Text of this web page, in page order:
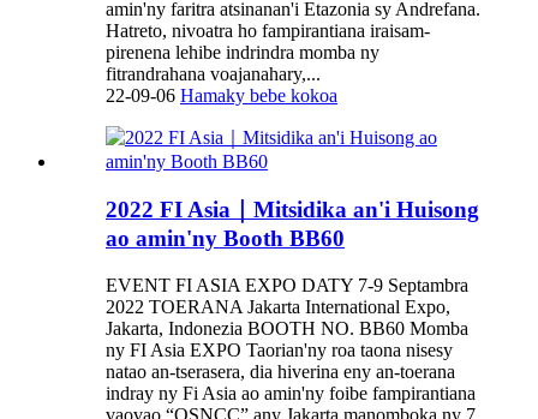
amin'ny faritra atsinanan'i Etazonia sy Andrefana.
Hatreto, nivoatra ho fampirantiana iraisam-
pirenena lehibe indrindra momba ny
fitrandrahana voajanahary,...
22-09-06 Hamaky bebe kokoa
2022 FI Asia｜Mitsidika an'i Huisong
ao amin'ny Booth BB60
EVENT FI ASIA EXPO DATY 7-9 Septambra
2022 TOERANA Jakarta International Expo,
Jakarta, Indonezia BOOTH NO. BB60 Momba
ny FI Asia EXPO Taorian'ny roa taona nisesy
natao an-tserasera, dia hiverina eny an-toerana
indray ny Fi Asia ao amin'ny foibe fampirantiana